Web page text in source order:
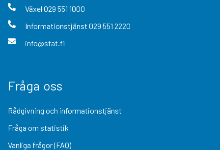
Växel 029 551 1000
Informationstjänst 029 551 2220
info@stat.fi
Fråga oss
Rådgivning och informationstjänst
Fråga om statistik
Vanliga frågor (FAQ)